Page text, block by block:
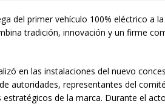
del primer vehículo 100% eléctrico a
tradición, innovación y un firme
en las instalaciones del nuevo
autoridades, representantes del
de la marca. Durante el